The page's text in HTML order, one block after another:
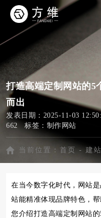
打造高端定制网站的5
而出
发表日期：2025-11-03
662 标签： 制作网站
当前位置： 首页 - 建
在当今数字化时代，网站
站能精准体现品牌特色，
您介绍打造高端定制网站的